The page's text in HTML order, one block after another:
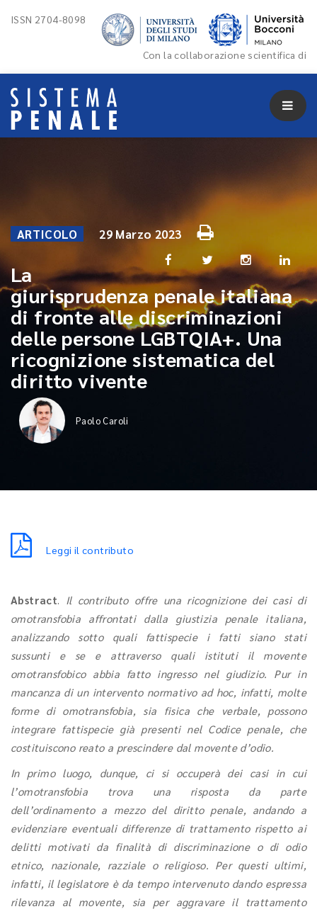
ISSN 2704-8098
Con la collaborazione scientifica di
ARTICOLO 29 Marzo 2023
La
giurisprudenza penale italiana
di fronte alle discriminazioni
delle persone LGBTQIA+. Una
ricognizione sistematica del
diritto vivente
Paolo Caroli
Leggi il contributo
Abstract.
Il contributo offre una ricognizione dei casi di
omotransfobia affrontati dalla giustizia penale italiana,
analizzando sotto quali fattispecie i fatti siano stati
sussunti e se e attraverso quali istituti il movente
omotransfobico abbia fatto ingresso nel giudizio. Pur in
mancanza di un intervento normativo ad hoc, infatti, molte
forme di omotransfobia, sia fisica che verbale, possono
integrare fattispecie già presenti nel Codice penale, che
costituiscono reato a prescindere dal movente d’odio.
In primo luogo, dunque, ci si occuperà dei casi in cui
l’omotransfobia trova una risposta da parte
dell’ordinamento a mezzo del diritto penale, andando a
evidenziare eventuali differenze di trattamento rispetto ai
delitti motivati da finalità di discriminazione o di odio
etnico, nazionale, razziale o religioso. Per questi ultimi,
infatti, il legislatore è da tempo intervenuto dando espressa
rilevanza al movente, sia per aggravare il trattamento